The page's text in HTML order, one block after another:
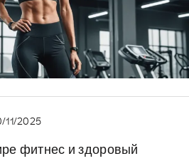
11/2025
фитнес и здоровый